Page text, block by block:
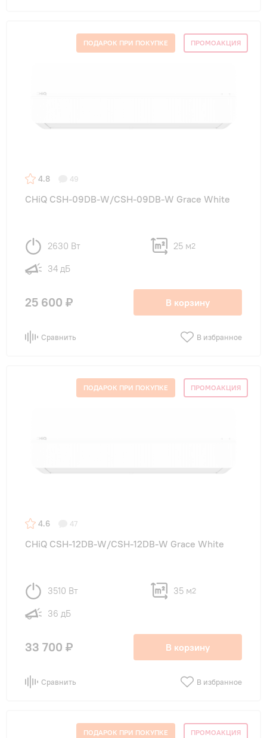
ПОДАРОК ПРИ ПОКУПКЕ ПРОМОАКЦИЯ
4.8 49
CHiQ CSH-09DB-W/CSH-09DB-W Grace White
2630 Вт 25 м2
34 дБ
25 600 ₽ В корзину
Сравнить В избранное
ПОДАРОК ПРИ ПОКУПКЕ ПРОМОАКЦИЯ
4.6 47
CHiQ CSH-12DB-W/CSH-12DB-W Grace White
3510 Вт 35 м2
36 дБ
33 700 ₽ В корзину
Сравнить В избранное
ПОДАРОК ПРИ ПОКУПКЕ ПРОМОАКЦИЯ